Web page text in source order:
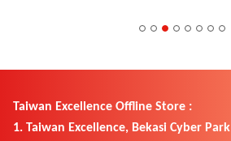
Taiwan Excellence Offline Store :
1. Taiwan Excellence, Bekasi Cyber Park